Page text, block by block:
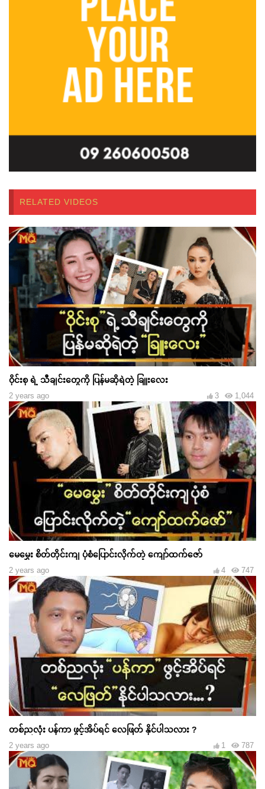
RELATED VIDEOS
ဝိုင်းစု ရဲ့ သီချင်းတွေကို ပြန်မဆိုရဲတဲ့ ခြူးလေး
2 years ago 1,044
3
မေမွှေး စိတ်တိုင်းကျ ပုံစံပြောင်းလိုက်တဲ့ ကျော်ထက်ဇော်
2 years ago 747
4
တစ်ညလုံး ပန်ကာ ဖွင့်အိပ်ရင် လေဖြတ် နိုင်ပါသလား ?
2 years ago 787
1